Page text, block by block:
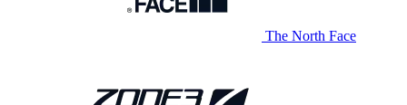
The North Face